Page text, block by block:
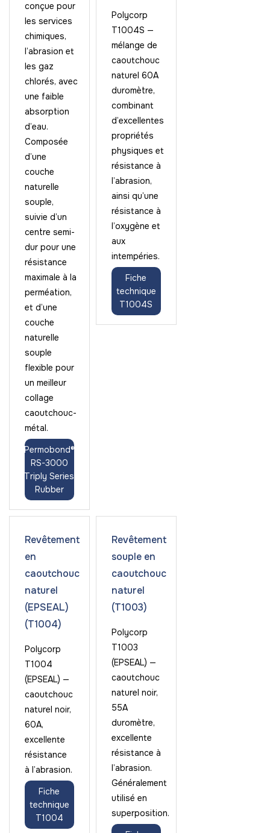
conçue pour
les services
chimiques,
l’abrasion et
les gaz
chlorés, avec
une faible
absorption
d’eau.
Composée
d’une
couche
naturelle
souple,
suivie d’un
centre semi-
dur pour une
résistance
maximale à la
perméation,
et d’une
couche
naturelle
souple
flexible pour
un meilleur
collage
caoutchouc-
métal.
Permobond®
RS-3000
Triply Series
Rubber
Polycorp
T1004S —
mélange de
caoutchouc
naturel 60A
duromètre,
combinant
d’excellentes
propriétés
physiques et
résistance à
l’abrasion,
ainsi qu’une
résistance à
l’oxygène et
aux
intempéries.
Fiche
technique
T1004S
Revêtement
en
caoutchouc
naturel
(EPSEAL)
(T1004)
Polycorp
T1004
(EPSEAL) —
caoutchouc
naturel noir,
60A,
excellente
résistance
à l’abrasion.
Fiche
technique
T1004
Revêtement
souple en
caoutchouc
naturel
(T1003)
Polycorp
T1003
(EPSEAL) —
caoutchouc
naturel noir,
55A
duromètre,
excellente
résistance à
l’abrasion.
Généralement
utilisé en
superposition.